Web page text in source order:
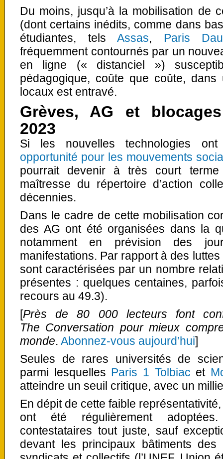
Du moins, jusqu’à la mobilisation de
(dont certains inédits, comme dans
étudiantes, tels Assas, Paris
fréquemment contournés par un
en ligne (« distanciel »)
pédagogique, coûte que coûte,
locaux est entravé.
Grèves, AG et
2023
Si les nouvelles technologies
opportunité pour les mouvements
pourrait devenir à très court
maîtresse du répertoire d’action
décennies.
Dans le cadre de cette mobilisation
des AG ont été organisées dans la
notamment en prévision des
manifestations. Par rapport à des
sont caractérisées par un nombre
présentes : quelques centaines,
recours au 49.3).
[Près de 80 000 lecteurs font
The Conversation pour mieux
monde. Abonnez-vous aujourd’hui]
Seules de rares universités de
parmi lesquelles Paris 1 Tolbiac et
atteindre un seuil critique, avec un
En dépit de cette faible
ont été régulièrement
contestataires tout juste, sauf
devant les principaux bâtiments